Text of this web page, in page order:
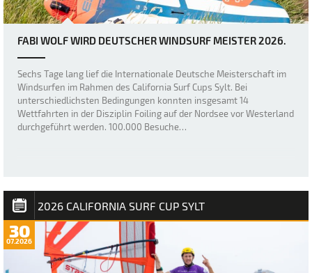
FABI WOLF WIRD DEUTSCHER WINDSURF MEISTER 2026.
Sechs Tage lang lief die Internationale Deutsche Meisterschaft im
Windsurfen im Rahmen des California Surf Cups Sylt. Bei
unterschiedlichsten Bedingungen konnten insgesamt 14
Wettfahrten in der Disziplin Foiling auf der Nordsee vor Westerland
durchgeführt werden. 100.000 Besuche…
2026 CALIFORNIA SURF CUP SYLT
30
07.2026